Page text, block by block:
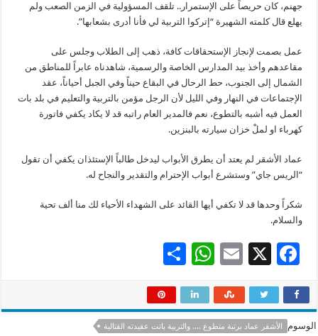
جهنم، كان حريصاً على الإستمرار.. تلقف المسؤولية في الزمن الصعب ولم
يهلع قال كلمته الشهيرة “إتركوا التربية لي فأنا أدرى بشعابها”.
عمل بصمت لإنجاز الإستحقاقات كافة، ذهب إلى الطلاب وجلس على
مقاعدهم وأخذ بيد المدارس الخاصة والرسمية، شاهدناه عابراً للمناطق من
الشمال إلى الجنوب، حط الرحال في البقاع حيناً وفي الجبل أحياناً، عقد
الإجتماعات في النهار وفي الليل لأن الرجل مؤمن بالتربية والتعليم في بلد بات
العمل فيه أشبه بالتطوع، نعم فالمدير العام راتبه قد لا يكاد يكفي فاتورة
كهرباء او لملْ خزان سيارته بالبنزين.
عماد الأشقر لم يعتد أن يطرق الأبواب ليدخل طالباً الإستئذان يكفي أن تقول
“الريس جاي” وستشرع أبواب الإحترام والتقدير والنجاح له.
شكراً وحدها قد لا تكفي أيها القائد على الشهداء الأحياء لك منا ألف تحية
والسلام.
F
e
b
X
E
ai
l
W
at
sA
ar
e
الوسوم الأشقر عماد برتبة متطوع .... والتربية باتت عقيدته القتالية